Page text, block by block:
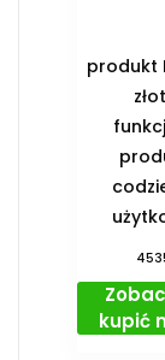
produkt
kupić